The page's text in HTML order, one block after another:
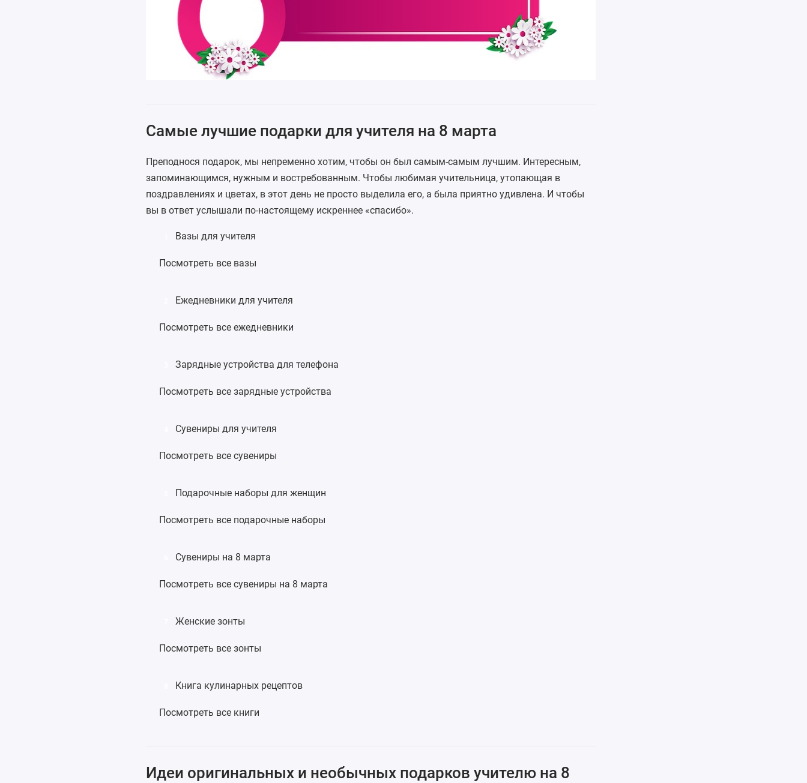
Самые лучшие подарки для учителя на 8 марта
Преподнося подарок, мы непременно хотим, чтобы он был самым-самым лучшим. Интересным,
запоминающимся, нужным и востребованным. Чтобы любимая учительница, утопающая в
поздравлениях и цветах, в этот день не просто выделила его, а была приятно удивлена. И чтобы
вы в ответ услышали по-настоящему искреннее «спасибо».
Вазы для учителя
Посмотреть все вазы
Ежедневники для учителя
Посмотреть все ежедневники
Зарядные устройства для телефона
Посмотреть все зарядные устройства
Сувениры для учителя
Посмотреть все сувениры
Подарочные наборы для женщин
Посмотреть все подарочные наборы
Сувениры на 8 марта
Посмотреть все сувениры на 8 марта
Женские зонты
Посмотреть все зонты
Книга кулинарных рецептов
Посмотреть все книги
Идеи оригинальных и необычных подарков учителю на 8